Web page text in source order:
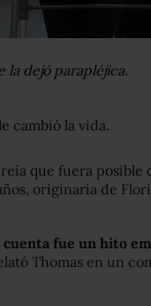
la dejó parapléjica.
cambió la vida.
que fuera
originaria de
fue un hito
Thomas en un